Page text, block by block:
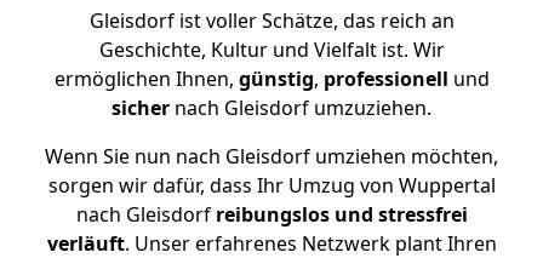
Gleisdorf ist voller Schätze, das reich an
Geschichte, Kultur und Vielfalt ist. Wir
ermöglichen Ihnen, günstig, professionell und
sicher nach Gleisdorf umzuziehen.
Wenn Sie nun nach Gleisdorf umziehen möchten,
sorgen wir dafür, dass Ihr Umzug von Wuppertal
nach Gleisdorf reibungslos und stressfrei
verläuft. Unser erfahrenes Netzwerk plant Ihren